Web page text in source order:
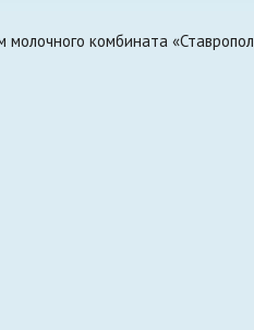
комбината